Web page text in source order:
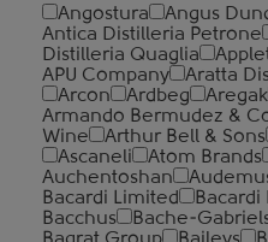
Angostura
Angus
Antica Distilleria Petrone
Distilleria Quaglia
APU Company
Aratta
Arcon
Ardbeg Aregak
Armando Bermudez &
Wine
Arthur Bell & Sons
Ascaneli
Atom Brands
Auchentoshan
Bacardi Limited
Bacardi
Bacchus
Bache-